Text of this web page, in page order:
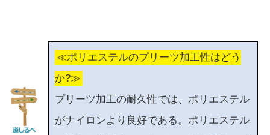
≪ポリエステルのプリーツ加工性はどう
か?≫
プリーツ加工の耐久性では、ポリエステル
がナイロンより良好である。ポリエステル